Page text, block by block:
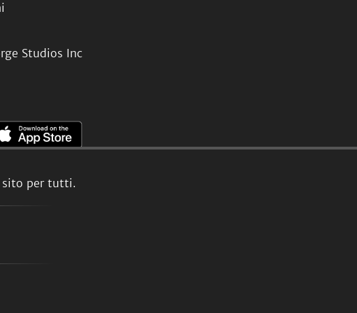
sito per tutti.
Studios Inc